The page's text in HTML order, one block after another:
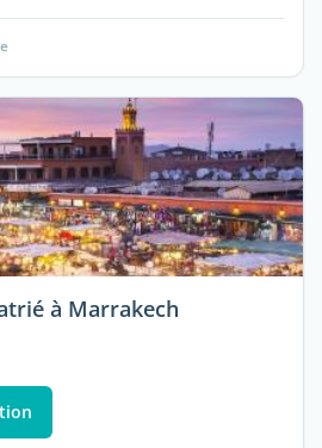
à Marrakech